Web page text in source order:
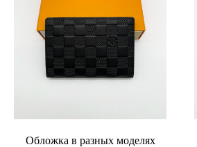
Обложка в разных моделях